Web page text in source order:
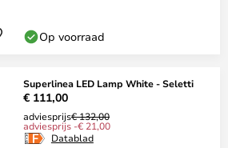
Op voorraad
Superlinea LED Lamp White - Seletti
€ 111,00
adviesprijs€ 132,00
adviesprijs -€ 21,00
Datablad